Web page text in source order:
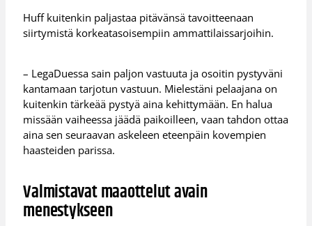
Huff kuitenkin paljastaa pitävänsä tavoitteenaan
siirtymistä korkeatasoisempiin ammattilaissarjoihin.
– LegaDuessa sain paljon vastuuta ja osoitin pystyväni
kantamaan tarjotun vastuun. Mielestäni pelaajana on
kuitenkin tärkeää pystyä aina kehittymään. En halua
missään vaiheessa jäädä paikoilleen, vaan tahdon ottaa
aina sen seuraavan askeleen eteenpäin kovempien
haasteiden parissa.
Valmistavat maaottelut avain
menestykseen